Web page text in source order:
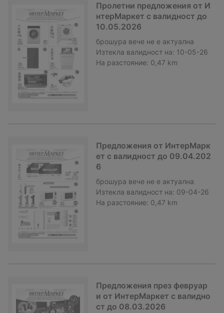
Пролетни предложения от И
нтерМаркет с валидност до
10.05.2026
брошура вече не е актуална
Изтекла валидност на: 10-05-26
На разстояние: 0,47 km
Предложения от ИнтерМарк
ет с валидност до 09.04.202
6
брошура вече не е актуална
Изтекла валидност на: 09-04-26
На разстояние: 0,47 km
Предложения през февруар
и от ИнтерМаркет с валидно
ст до 08.03.2026